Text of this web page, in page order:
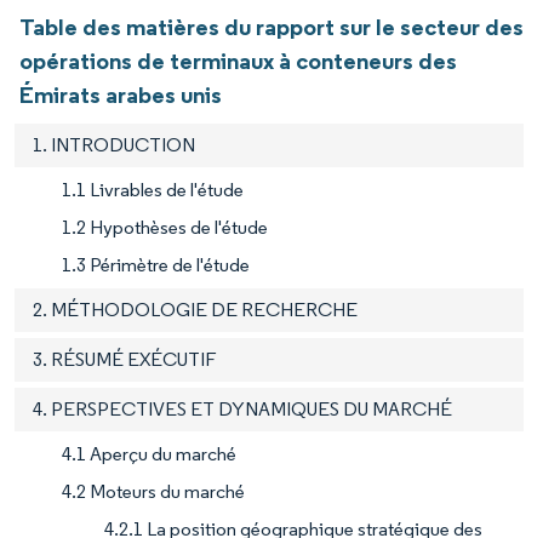
Table des matières du rapport sur le secteur des
opérations de terminaux à conteneurs des
Émirats arabes unis
1. INTRODUCTION
1.1 Livrables de l'étude
1.2 Hypothèses de l'étude
1.3 Périmètre de l'étude
2. MÉTHODOLOGIE DE RECHERCHE
3. RÉSUMÉ EXÉCUTIF
4. PERSPECTIVES ET DYNAMIQUES DU MARCHÉ
4.1 Aperçu du marché
4.2 Moteurs du marché
4.2.1 La position géographique stratégique des